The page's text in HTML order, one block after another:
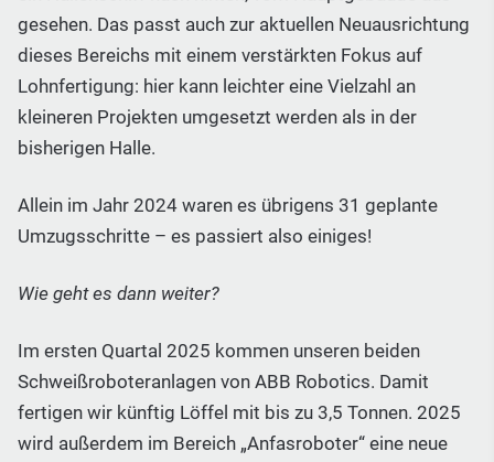
gesehen. Das passt auch zur aktuellen Neuausrichtung
dieses Bereichs mit einem verstärkten Fokus auf
Lohnfertigung: hier kann leichter eine Vielzahl an
kleineren Projekten umgesetzt werden als in der
bisherigen Halle.
Allein im Jahr 2024 waren es übrigens 31 geplante
Umzugsschritte – es passiert also einiges!
Wie geht es dann weiter?
Im ersten Quartal 2025 kommen unseren beiden
Schweißroboteranlagen von ABB Robotics. Damit
fertigen wir künftig Löffel mit bis zu 3,5 Tonnen. 2025
wird außerdem im Bereich „Anfasroboter“ eine neue